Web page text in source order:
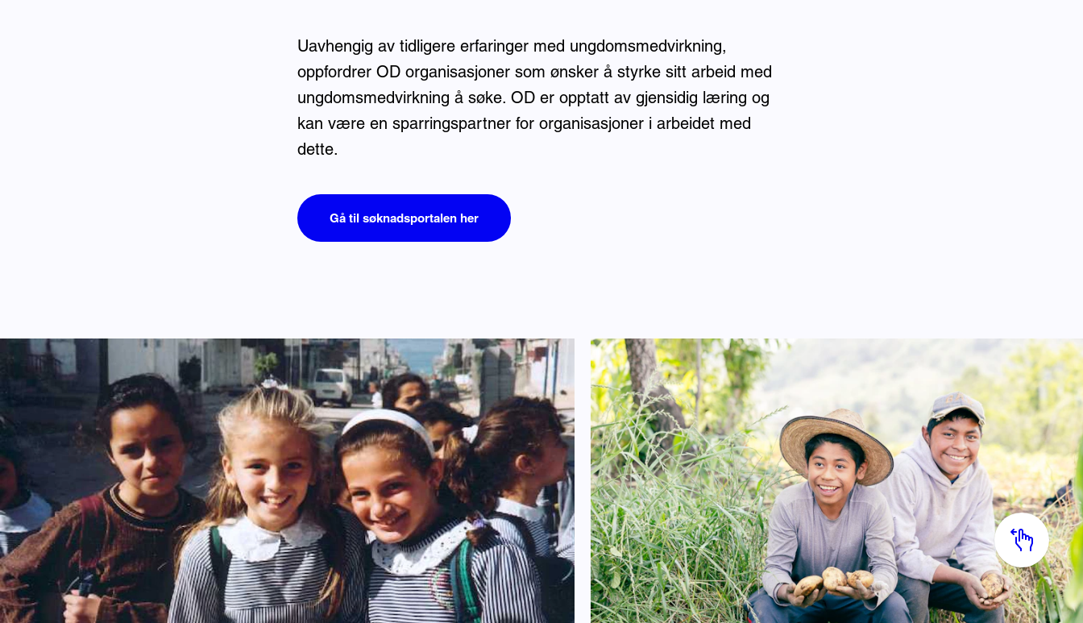
Uavhengig av tidligere erfaringer med ungdomsmedvirkning,
oppfordrer OD organisasjoner som ønsker å styrke sitt arbeid med
ungdomsmedvirkning å søke. OD er opptatt av gjensidig læring og
kan være en sparringspartner for organisasjoner i arbeidet med
dette.
Gå til søknadsportalen her